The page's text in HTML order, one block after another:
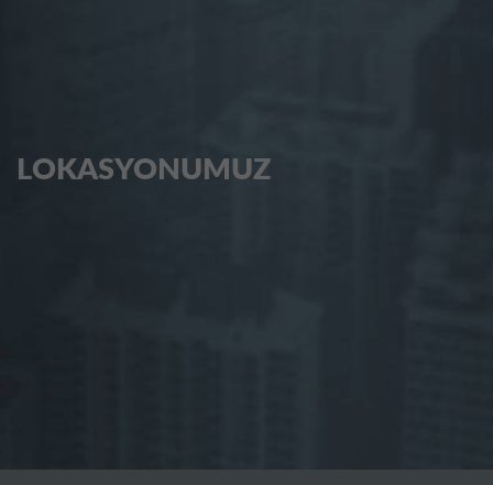
LOKASYONUMUZ